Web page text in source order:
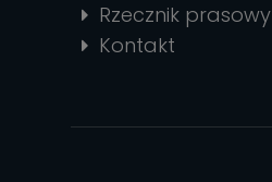
Rzecznik prasowy
Kontakt